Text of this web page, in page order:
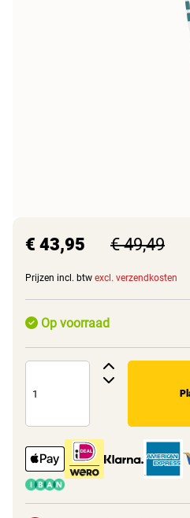
€ 43,95 € 49,49
Prijzen incl. btw excl. verzendkosten
Op voorraad